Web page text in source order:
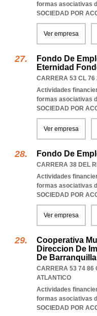
formas asociativas
SOCIEDAD POR
Ver empresa
Fondo De
Eternidad
CARRERA 53 CL 76
Actividades
formas asociativas
SOCIEDAD POR
Ver empresa
Fondo De
CARRERA 38 DEL
Actividades
formas asociativas
SOCIEDAD POR
Ver empresa
Cooperativa
Direccion De
De Barranquilla
CARRERA 53 74 86
ATLANTICO
Actividades
formas asociativas
SOCIEDAD POR